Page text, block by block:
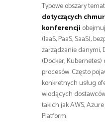
Typowe obszary
dotyczących
konferencji
(IaaS, PaaS, SaaS),
zarządzanie danymi,
(Docker,
procesów. Często
konkretnych usług
wiodących
takich jak AWS,
Platform.